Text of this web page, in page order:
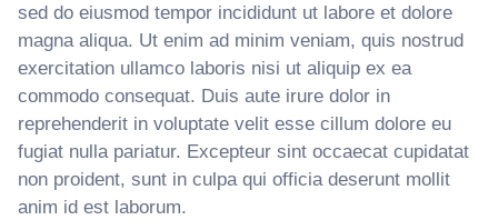
sed do eiusmod tempor incididunt ut labore et dolore
magna aliqua. Ut enim ad minim veniam, quis nostrud
exercitation ullamco laboris nisi ut aliquip ex ea
commodo consequat. Duis aute irure dolor in
reprehenderit in voluptate velit esse cillum dolore eu
fugiat nulla pariatur. Excepteur sint occaecat cupidatat
non proident, sunt in culpa qui officia deserunt mollit
anim id est laborum.